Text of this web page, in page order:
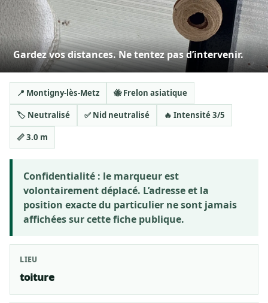
Gardez vos distances. Ne tentez pas d’intervenir.
📍 Montigny-lès-Metz 🐝 Frelon asiatique
🏷️ Neutralisé ✅ Nid neutralisé 🔥 Intensité 3/5
📏 3.0 m
Confidentialité : le marqueur est
volontairement déplacé. L’adresse et la
position exacte du particulier ne sont jamais
affichées sur cette fiche publique.
LIEU
toiture